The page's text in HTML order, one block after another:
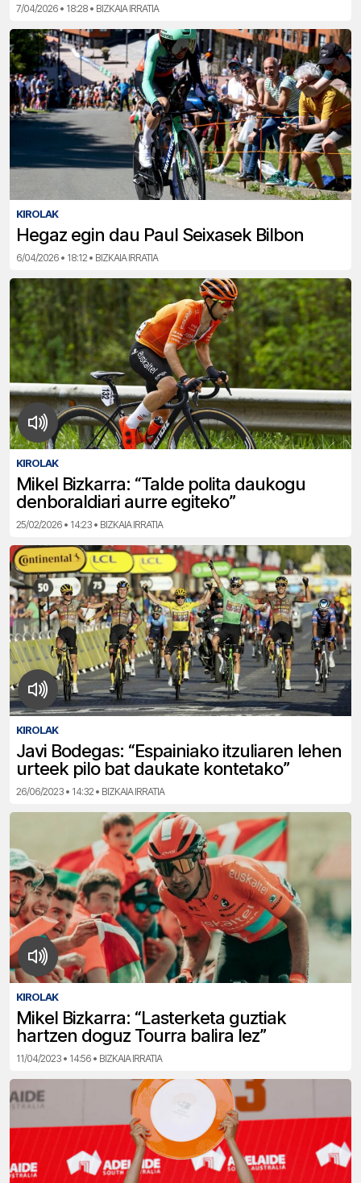
7/04/2026 • 18:28 • BIZKAIA IRRATIA
KIROLAK
Hegaz egin dau Paul Seixasek Bilbon
6/04/2026 • 18:12 • BIZKAIA IRRATIA
KIROLAK
Mikel Bizkarra: “Talde polita daukogu
denboraldiari aurre egiteko”
25/02/2026 • 14:23 • BIZKAIA IRRATIA
KIROLAK
Javi Bodegas: “Espainiako itzuliaren lehen
urteek pilo bat daukate kontetako”
26/06/2023 • 14:32 • BIZKAIA IRRATIA
KIROLAK
Mikel Bizkarra: “Lasterketa guztiak
hartzen doguz Tourra balira lez”
11/04/2023 • 14:56 • BIZKAIA IRRATIA